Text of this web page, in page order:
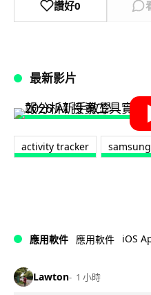
讚好0
最新影片
activity tracker samsung
應用軟件 應用軟件 iOS
Lawton 1 小時